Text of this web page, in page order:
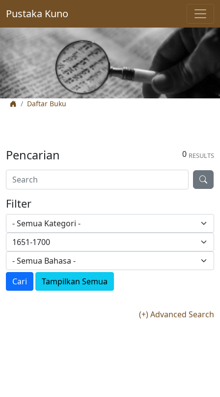
Pustaka Kuno
Daftar Buku
0 RESULTS
Pencarian
Filter
Cari Tampilkan Semua
(+) Advanced Search